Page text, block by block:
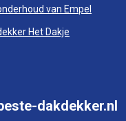
van Empel
Het Dakje
dakdekker.nl